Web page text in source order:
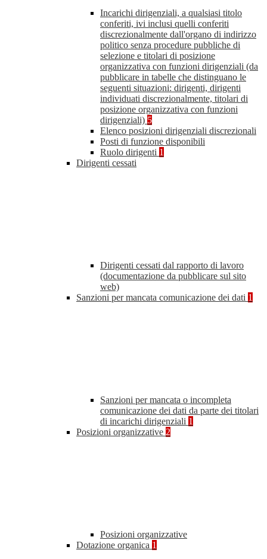
Incarichi dirigenziali, a qualsiasi titolo
conferiti, ivi inclusi quelli conferiti
discrezionalmente dall'organo di indirizzo
politico senza procedure pubbliche di
selezione e titolari di posizione
organizzativa con funzioni dirigenziali (da
pubblicare in tabelle che distinguano le
seguenti situazioni: dirigenti, dirigenti
individuati discrezionalmente, titolari di
posizione organizzativa con funzioni
dirigenziali) 5
Elenco posizioni dirigenziali discrezionali
Posti di funzione disponibili
Ruolo dirigenti 1
Dirigenti cessati
Dirigenti cessati dal rapporto di lavoro
(documentazione da pubblicare sul sito
web)
Sanzioni per mancata comunicazione dei dati 1
Sanzioni per mancata o incompleta
comunicazione dei dati da parte dei titolari
di incarichi dirigenziali 1
Posizioni organizzative 2
Posizioni organizzative
Dotazione organica 1